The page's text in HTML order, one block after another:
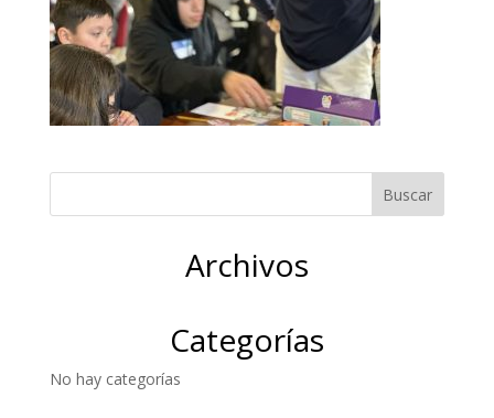
Archivos
Categorías
No hay categorías